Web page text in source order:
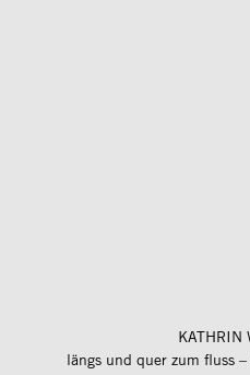
KATHRIN
längs und quer zum fluss